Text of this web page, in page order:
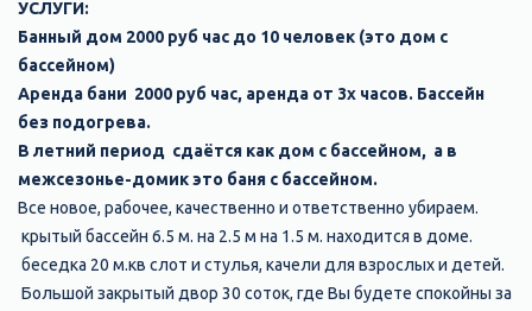
УСЛУГИ:
Банный дом 2000 руб час до 10 человек (это дом с
бассейном)
Аренда бани 2000 руб час, аренда от 3х часов. Бассейн
без подогрева.
В летний период сдаётся как дом с бассейном, а в
межсезонье-домик это баня с бассейном.
Все новое, рабочее, качественно и ответственно убираем.
крытый бассейн 6.5 м. на 2.5 м на 1.5 м. находится в доме.
беседка 20 м.кв слот и стулья, качели для взрослых и детей.
Большой закрытый двор 30 соток, где Вы будете спокойны за